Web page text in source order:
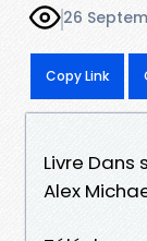
26
Copy Link
Livre Dans
Alex